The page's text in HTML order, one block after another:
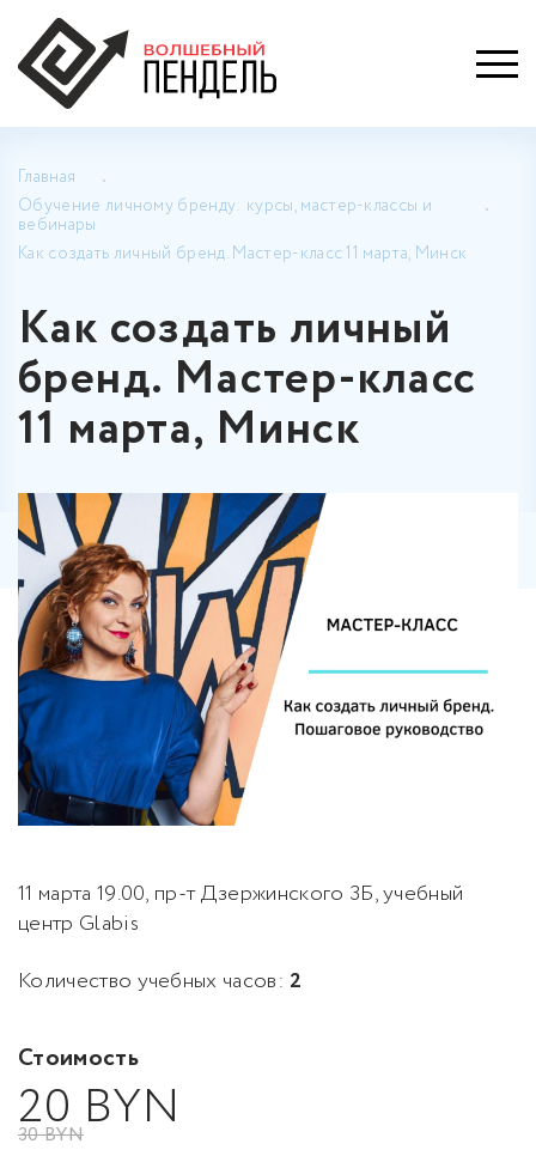
Главная
Обучение личному бренду: курсы, мастер-классы и
вебинары
Как создать личный бренд. Мастер-класс 11 марта, Минск
Как создать личный
бренд. Мастер-класс
11 марта, Минск
11 марта 19.00, пр-т Дзержинского 3Б, учебный
центр Glabis
Количество учебных часов: 2
Стоимость
20 BYN
30 BYN